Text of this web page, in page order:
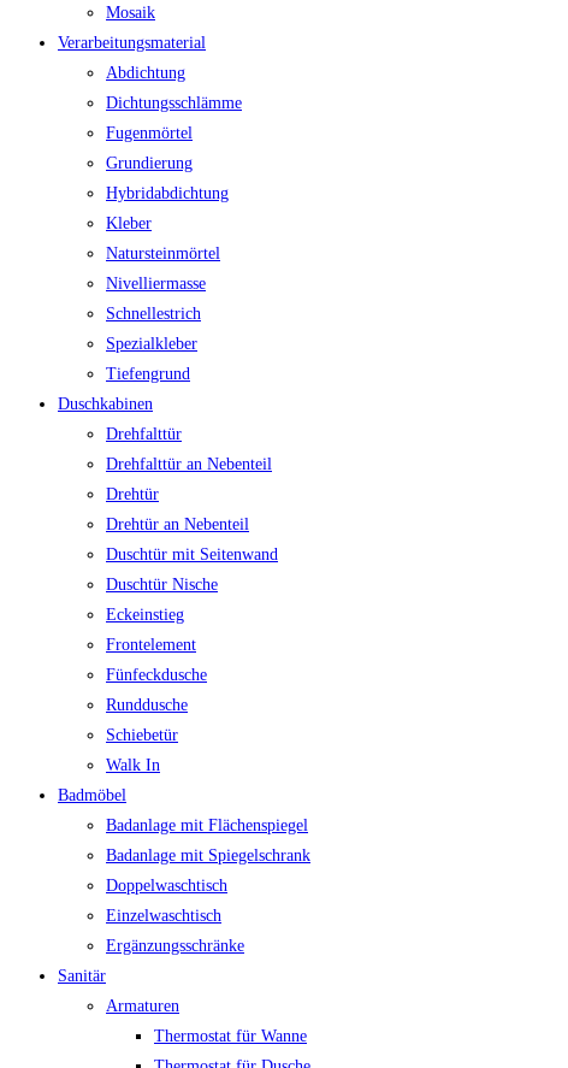
Mosaik
Verarbeitungsmaterial
Abdichtung
Dichtungsschlämme
Fugenmörtel
Grundierung
Hybridabdichtung
Kleber
Natursteinmörtel
Nivelliermasse
Schnellestrich
Spezialkleber
Tiefengrund
Duschkabinen
Drehfalttür
Drehfalttür an Nebenteil
Drehtür
Drehtür an Nebenteil
Duschtür mit Seitenwand
Duschtür Nische
Eckeinstieg
Frontelement
Fünfeckdusche
Runddusche
Schiebetür
Walk In
Badmöbel
Badanlage mit Flächenspiegel
Badanlage mit Spiegelschrank
Doppelwaschtisch
Einzelwaschtisch
Ergänzungsschränke
Sanitär
Armaturen
Thermostat für Wanne